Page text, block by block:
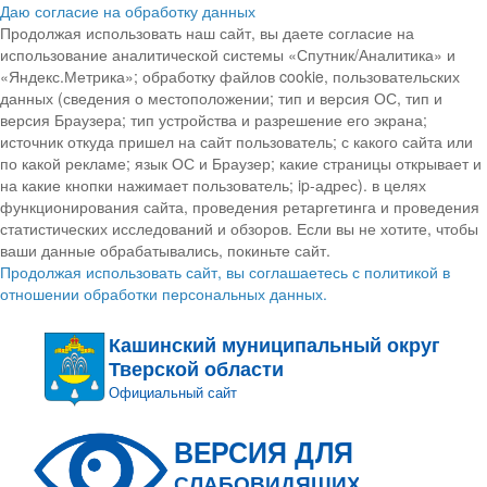
Даю согласие на обработку данных
Продолжая использовать наш сайт, вы даете согласие на
использование аналитической системы «Спутник/Аналитика» и
«Яндекс.Метрика»; обработку файлов cookie, пользовательских
данных (сведения о местоположении; тип и версия ОС, тип и
версия Браузера; тип устройства и разрешение его экрана;
источник откуда пришел на сайт пользователь; с какого сайта или
по какой рекламе; язык ОС и Браузер; какие страницы открывает и
на какие кнопки нажимает пользователь; ip-адрес). в целях
функционирования сайта, проведения ретаргетинга и проведения
статистических исследований и обзоров. Если вы не хотите, чтобы
ваши данные обрабатывались, покиньте сайт.
Продолжая использовать сайт, вы соглашаетесь с политикой в
отношении обработки персональных данных.